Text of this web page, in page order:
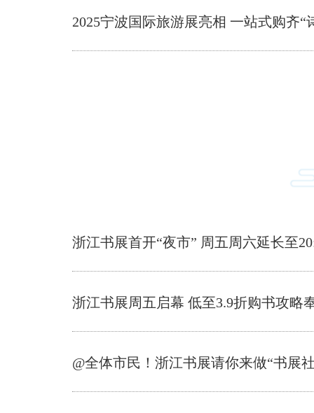
2025宁波国际旅游展亮相 一站式购齐“
浙江书展首开“夜市” 周五周六延长至
浙江书展周五启幕 低至3.9折购书攻略
@全体市民！浙江书展请你来做“书展